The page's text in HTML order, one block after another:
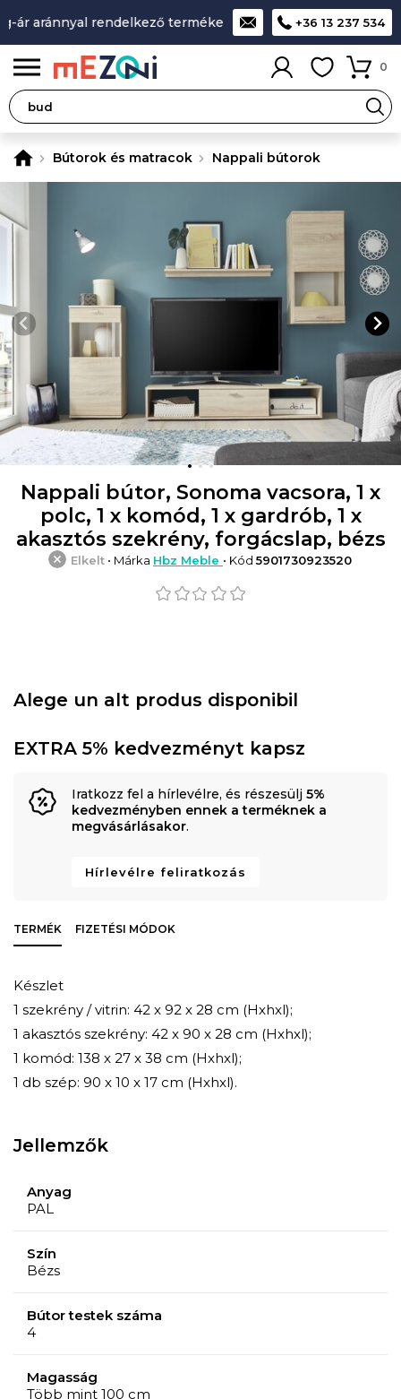
aránnyal rendelkező termékek A legjobb design-
+36 13 237 534
0
Bútorok és matracok Nappali bútorok
Nappali bútor, Sonoma vacsora, 1 x
polc, 1 x komód, 1 x gardrób, 1 x
akasztós szekrény, forgácslap, bézs
Elkelt • Márka Hbz Meble • Kód5901730923520
Alege un alt produs disponibil
EXTRA 5% kedvezményt kapsz
Iratkozz fel a hírlevélre, és részesülj 5%
kedvezményben ennek a terméknek a
megvásárlásakor.
Hírlevélre feliratkozás
TERMÉK FIZETÉSI MÓDOK
Készlet
1 szekrény / vitrin: 42 x 92 x 28 cm (Hxhxl);
1 akasztós szekrény: 42 x 90 x 28 cm (Hxhxl);
1 komód: 138 x 27 x 38 cm (Hxhxl);
1 db szép: 90 x 10 x 17 cm (Hxhxl).
Jellemzők
Anyag
PAL
Szín
Bézs
Bútor testek száma
4
Magasság
Több mint 100 cm